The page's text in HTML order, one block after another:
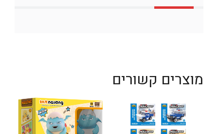
מוצרים קשורים